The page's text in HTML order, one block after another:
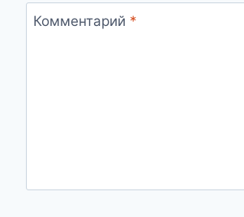
Комментарий *